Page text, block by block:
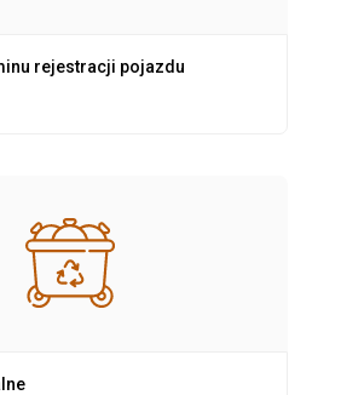
rejestracji pojazdu